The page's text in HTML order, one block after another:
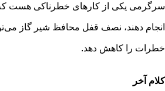
سرگرمی یکی از کارهای خطرناکی هست
انجام دهند، نصف قفل محافظ شیر گاز
خطرات را کاهش دهد.
کلام آخر